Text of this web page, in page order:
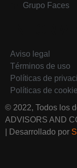
Grupo Faces
Aviso legal
Términos de uso
Políticas de
Políticas de
© 2022, Todos los
ADVISORS AND
| Desarrollado por